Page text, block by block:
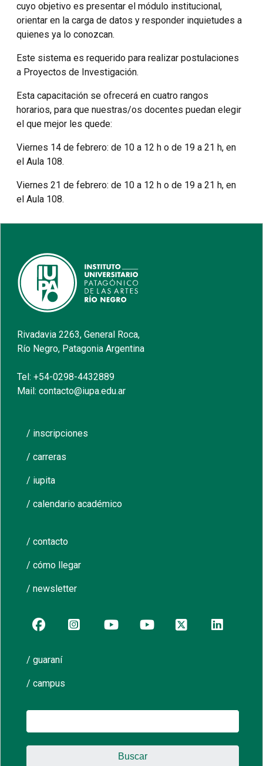
cuyo objetivo es presentar el módulo institucional,
orientar en la carga de datos y responder inquietudes a
quienes ya lo conozcan.
Este sistema es requerido para realizar postulaciones
a Proyectos de Investigación.
Esta capacitación se ofrecerá en cuatro rangos
horarios, para que nuestras/os docentes puedan elegir
el que mejor les quede:
Viernes 14 de febrero: de 10 a 12 h o de 19 a 21 h, en
el Aula 108.
Viernes 21 de febrero: de 10 a 12 h o de 19 a 21 h, en
el Aula 108.
Rivadavia 2263, General Roca,
Río Negro, Patagonia Argentina
Tel: +54-0298-4432889
Mail: contacto@iupa.edu.ar
/ inscripciones
/ carreras
/ iupita
/ calendario académico
/ contacto
/ cómo llegar
/ newsletter
/ guaraní
/ campus
Buscar: